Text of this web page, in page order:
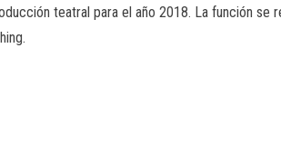
teatral para el año 2018. La función se